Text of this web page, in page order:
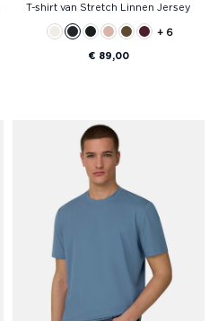
T-shirt van Stretch Linnen Jersey
+ 6
€ 89,00